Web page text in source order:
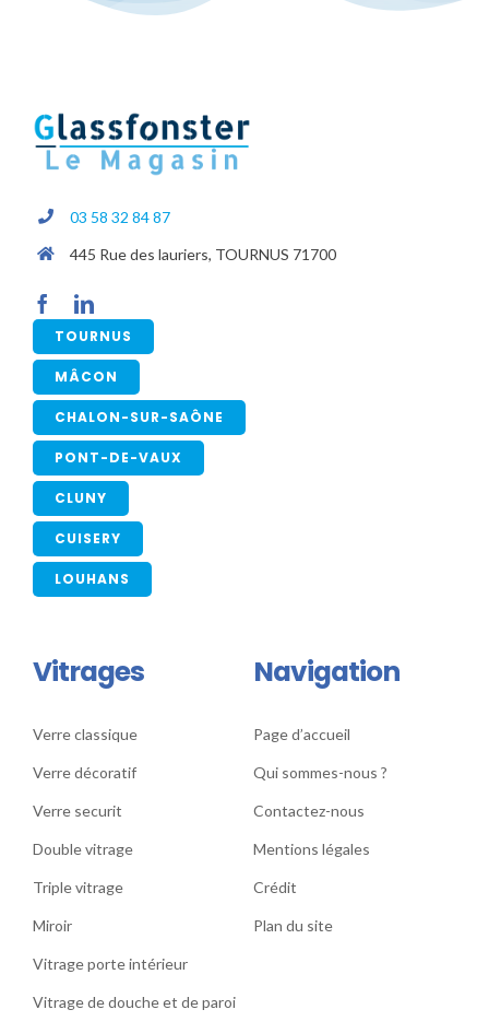
03 58 32 84 87
445 Rue des lauriers, TOURNUS 71700
TOURNUS
MÂCON
CHALON-SUR-SAÔNE
PONT-DE-VAUX
CLUNY
CUISERY
LOUHANS
Vitrages
Verre classique
Verre décoratif
Verre securit
Double vitrage
Triple vitrage
Miroir
Vitrage porte intérieur
Vitrage de douche et de paroi
Navigation
Page d’accueil
Qui sommes-nous ?
Contactez-nous
Mentions légales
Crédit
Plan du site